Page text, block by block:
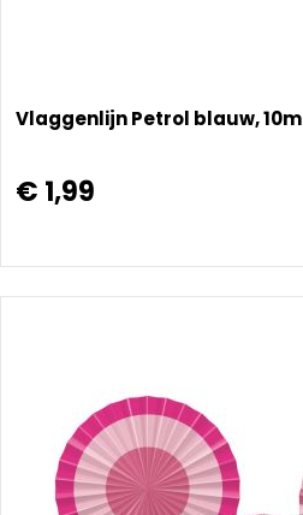
Vlaggenlijn Petrol blauw, 10m
€ 1,99